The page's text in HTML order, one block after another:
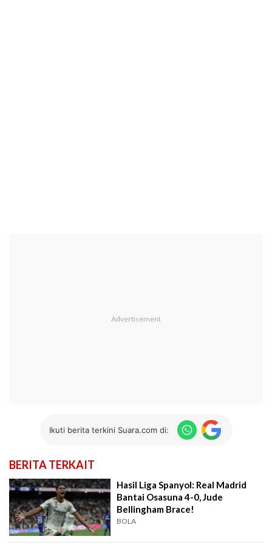
Ikuti berita terkini Suara.com di:
BERITA TERKAIT
Hasil Liga Spanyol: Real Madrid
Bantai Osasuna 4-0, Jude
Bellingham Brace!
BOLA